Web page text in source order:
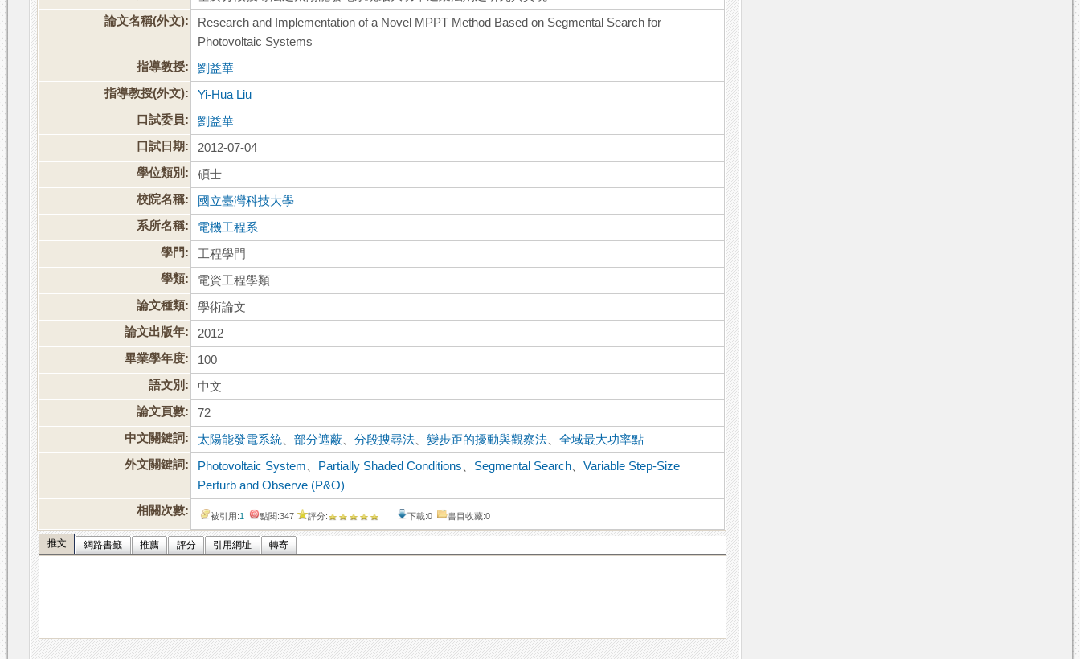
論文名稱(外文):
Research and Implementation of a Novel MPPT Method Based on Segmental Search for
Photovoltaic Systems
指導教授:
劉益華
指導教授(外文):
Yi-Hua Liu
口試委員:
劉益華
口試日期:
2012-07-04
學位類別:
碩士
校院名稱:
國立臺灣科技大學
系所名稱:
電機工程系
學門:
工程學門
學類:
電資工程學類
論文種類:
學術論文
論文出版年:
2012
畢業學年度:
100
語文別:
中文
論文頁數:
72
中文關鍵詞:
太陽能發電系統 、部分遮蔽 、分段搜尋法 、變步距的擾動與觀察法 、全域最大功率點
外文關鍵詞:
Photovoltaic System Partially Shaded Conditions Segmental Search 、Variable Step-Size
Perturb and Observe (P&O)
相關次數:
被引用:1 點閱:347 評分: 下載:0 書目收藏:0
推文 網路書籤 推薦 評分 引用網址 轉寄